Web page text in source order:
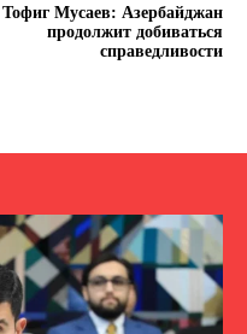
Тофиг Мусаев: Азербайджан
продолжит добиваться
справедливости